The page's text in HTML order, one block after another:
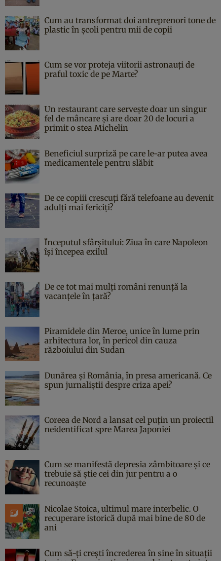
Cum au transformat doi antreprenori tone de
plastic în școli pentru mii de copii
Cum se vor proteja viitorii astronauți de
praful toxic de pe Marte?
Un restaurant care servește doar un singur
fel de mâncare și are doar 20 de locuri a
primit o stea Michelin
Beneficiul surpriză pe care le-ar putea avea
medicamentele pentru slăbit
De ce copiii crescuți fără telefoane au devenit
adulți mai fericiți?
Începutul sfârşitului: Ziua în care Napoleon
îşi începea exilul
De ce tot mai mulți români renunță la
vacanțele în țară?
Piramidele din Meroe, unice în lume prin
arhitectura lor, în pericol din cauza
războiului din Sudan
Dunărea și România, în presa americană. Ce
spun jurnaliștii despre criza apei?
Coreea de Nord a lansat cel puțin un proiectil
neidentificat spre Marea Japoniei
Cum se manifestă depresia zâmbitoare și ce
trebuie să știe cei din jur pentru a o
recunoaște
Nicolae Stoica, ultimul mare interbelic. O
recuperare istorică după mai bine de 80 de
ani
Cum să-ți crești încrederea în sine în situații